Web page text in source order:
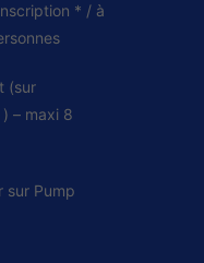
* / à
(sur
– maxi 8
sur Pump